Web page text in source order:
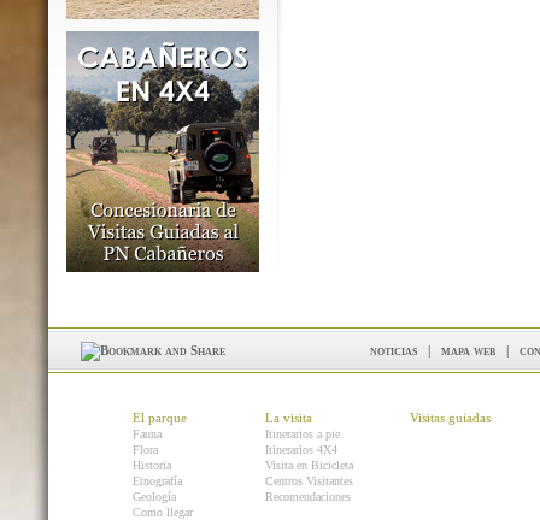
noticias | mapa web |
El parque
Fauna
Flora
Historia
Etnografía
Geología
Como llegar
La visita
Itinerarios a pie
Itinerarios 4X4
Visita en Bicicleta
Centros Visitantes
Recomendaciones
Visitas guiadas